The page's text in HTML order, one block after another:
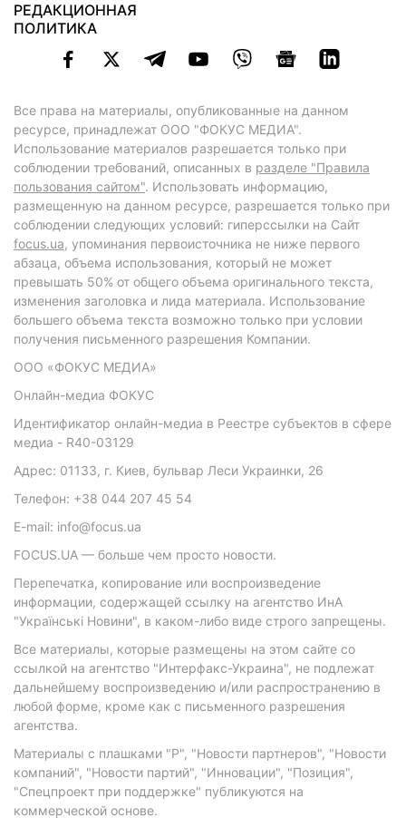
РЕДАКЦИОННАЯ
ПОЛИТИКА
Все права на материалы, опубликованные на данном
ресурсе, принадлежат ООО "ФОКУС МЕДИА".
Использование материалов разрешается только при
соблюдении требований, описанных в разделе "Правила
пользования сайтом". Использовать информацию,
размещенную на данном ресурсе, разрешается только при
соблюдении следующих условий: гиперссылки на Сайт
focus.ua, упоминания первоисточника не ниже первого
абзаца, объема использования, который не может
превышать 50% от общего объема оригинального текста,
изменения заголовка и лида материала. Использование
большего объема текста возможно только при условии
получения письменного разрешения Компании.
ООО «ФОКУС МЕДИА»
Онлайн-медиа ФОКУС
Идентификатор онлайн-медиа в Реестре субъектов в сфере
медиа - R40-03129
Адрес: 01133, г. Киев, бульвар Леси Украинки, 26
Телефон: +38 044 207 45 54
E-mail: info@focus.ua
FOCUS.UA — больше чем просто новости.
Перепечатка, копирование или воспроизведение
информации, содержащей ссылку на агентство ИнА
"Українські Новини", в каком-либо виде строго запрещены.
Все материалы, которые размещены на этом сайте со
ссылкой на агентство "Интерфакс-Украина", не подлежат
дальнейшему воспроизведению и/или распространению в
любой форме, кроме как с письменного разрешения
агентства.
Материалы с плашками "Р", "Новости партнеров", "Новости
компаний", "Новости партий", "Инновации", "Позиция",
"Спецпроект при поддержке" публикуются на
коммерческой основе.